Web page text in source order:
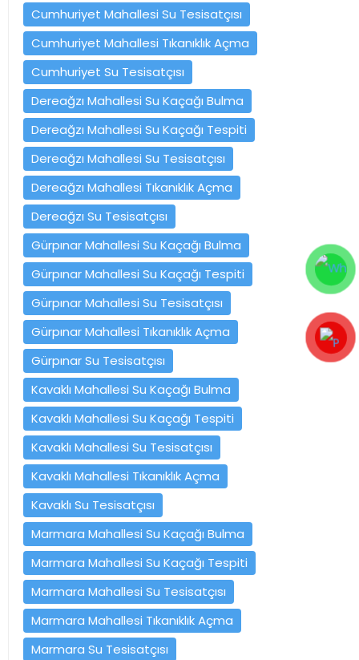
Cumhuriyet Mahallesi Su Tesisatçısı
Cumhuriyet Mahallesi Tıkanıklık Açma
Cumhuriyet Su Tesisatçısı
Dereağzı Mahallesi Su Kaçağı Bulma
Dereağzı Mahallesi Su Kaçağı Tespiti
Dereağzı Mahallesi Su Tesisatçısı
Dereağzı Mahallesi Tıkanıklık Açma
Dereağzı Su Tesisatçısı
Gürpınar Mahallesi Su Kaçağı Bulma
Gürpınar Mahallesi Su Kaçağı Tespiti
Gürpınar Mahallesi Su Tesisatçısı
Gürpınar Mahallesi Tıkanıklık Açma
Gürpınar Su Tesisatçısı
Kavaklı Mahallesi Su Kaçağı Bulma
Kavaklı Mahallesi Su Kaçağı Tespiti
Kavaklı Mahallesi Su Tesisatçısı
Kavaklı Mahallesi Tıkanıklık Açma
Kavaklı Su Tesisatçısı
Marmara Mahallesi Su Kaçağı Bulma
Marmara Mahallesi Su Kaçağı Tespiti
Marmara Mahallesi Su Tesisatçısı
Marmara Mahallesi Tıkanıklık Açma
Marmara Su Tesisatçısı